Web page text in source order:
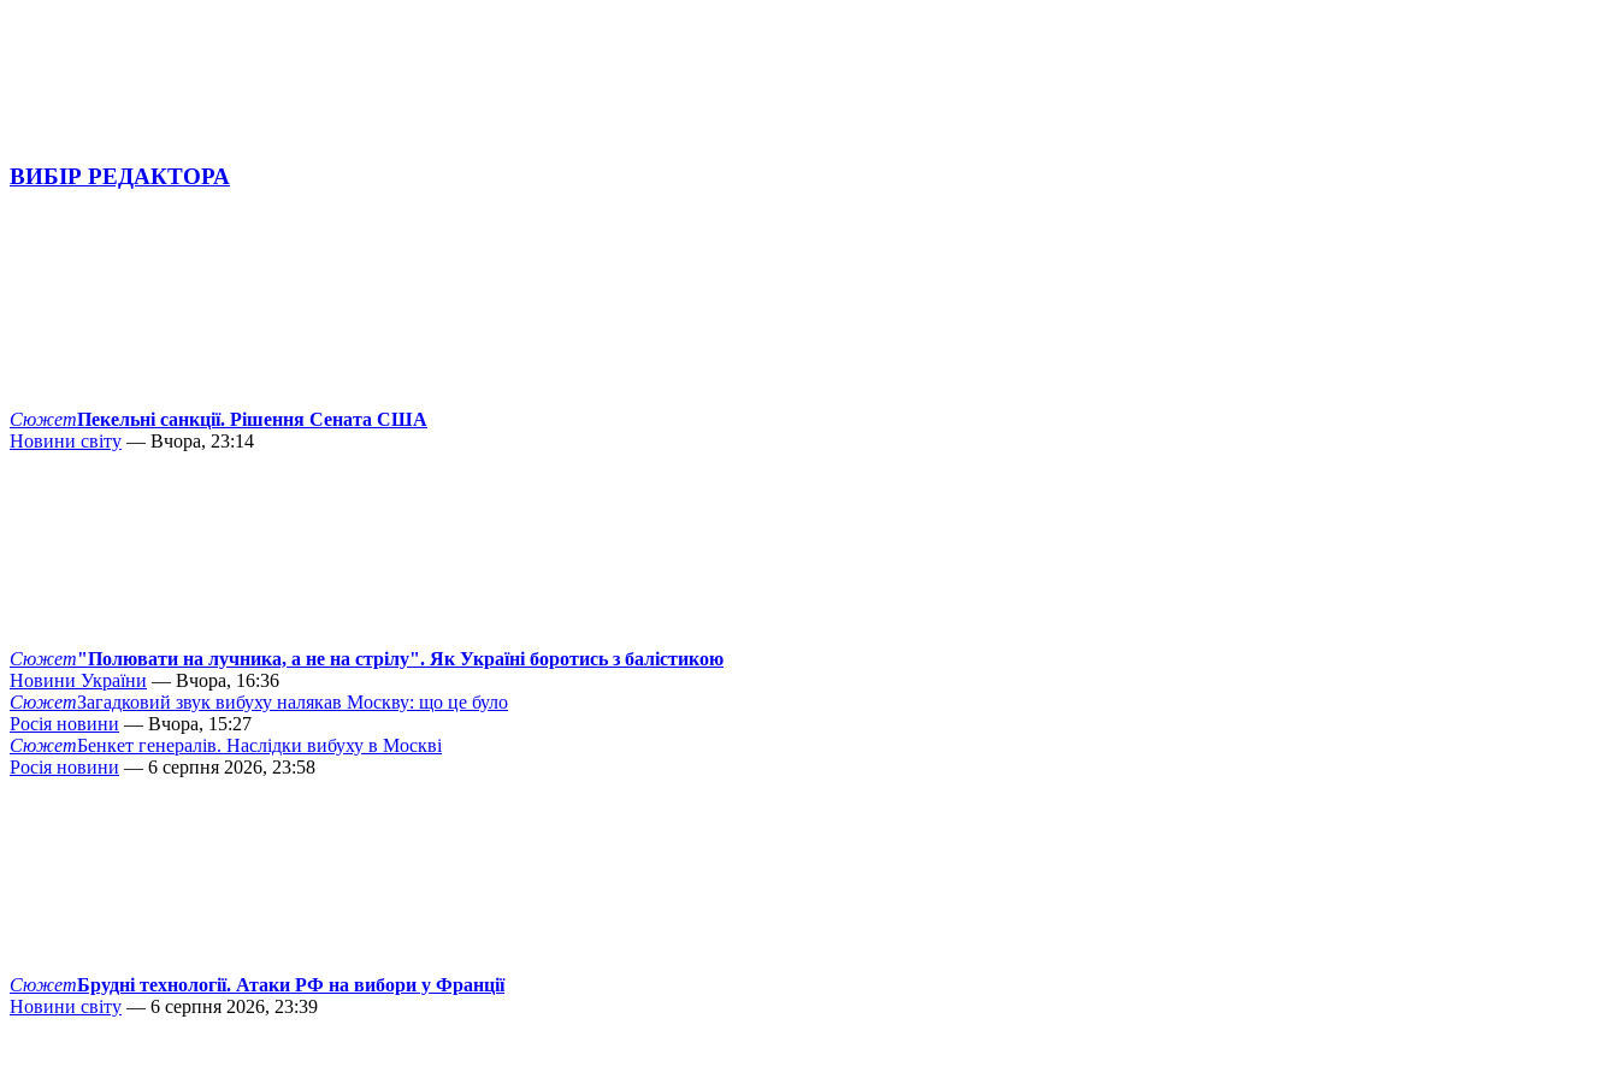
ВИБІР РЕДАКТОРА
СюжетПекельні санкції. Рішення Сената США
Новини світу — Вчора, 23:14
Сюжет"Полювати на лучника, а не на стрілу". Як Україні боротись з балістикою
Новини України — Вчора, 16:36
СюжетЗагадковий звук вибуху налякав Москву: що це було
Росія новини — Вчора, 15:27
СюжетБенкет генералів. Наслідки вибуху в Москві
Росія новини — 6 серпня 2026, 23:58
СюжетБрудні технології. Атаки РФ на вибори у Франції
Новини світу — 6 серпня 2026, 23:39